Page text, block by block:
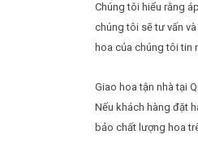
Chúng tôi hiểu rằng
chúng tôi sẽ tư vấn
hoa của chúng tôi tin
Giao hoa tận nhà tại
Nếu khách hàng đặt
bảo chất lượng hoa